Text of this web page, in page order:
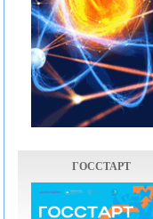
ГОССТАРТ